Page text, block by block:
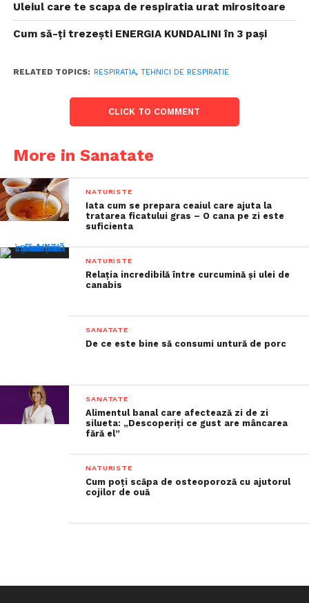
Uleiul care te scapa de respiratia urat mirositoare
Cum să-ți trezești ENERGIA KUNDALINI în 3 pași
RELATED TOPICS: RESPIRATIA, TEHNICI DE RESPIRATIE
CLICK TO COMMENT
More in Sanatate
NATURISTE
Iata cum se prepara ceaiul care ajuta la
tratarea ficatului gras – O cana pe zi este
suficienta
NATURISTE
Relația incredibilă între curcumină și ulei de
canabis
SANATATE
De ce este bine să consumi untură de porc
SANATATE
Alimentul banal care afectează zi de zi
silueta: „Descoperiți ce gust are mâncarea
fără el”
NATURISTE
Cum poți scăpa de osteoporoză cu ajutorul
cojilor de ouă